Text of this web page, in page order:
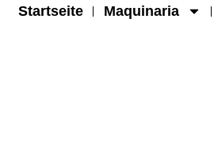
Startseite Maquinaria